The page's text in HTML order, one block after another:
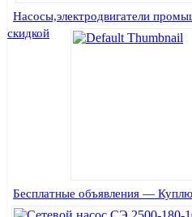
Насосы,электродвигатели
скидкой
Бесплатные объявления —